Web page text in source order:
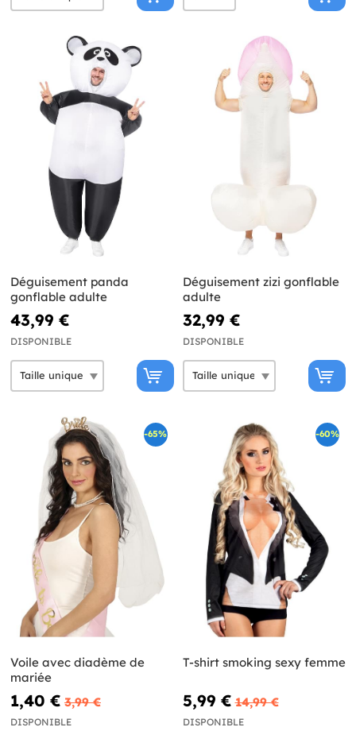
Déguisement panda
gonflable adulte
43,99 €
DISPONIBLE
Déguisement zizi gonflable
adulte
32,99 €
DISPONIBLE
-65%
Voile avec diadème de
mariée
1,40 € 3,99 €
DISPONIBLE
-60%
T-shirt smoking sexy femme
5,99 € 14,99 €
DISPONIBLE